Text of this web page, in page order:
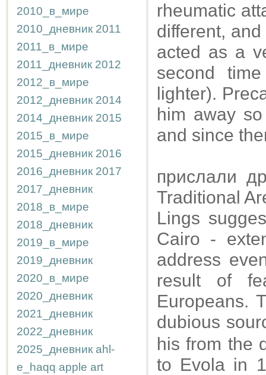
2010_в_мире
2010_дневник 2011
2011_в_мире
2011_дневник 2012
2012_в_мире
2012_дневник 2014
2014_дневник 2015
2015_в_мире
2015_дневник 2016
2016_дневник 2017
2017_дневник
2018_в_мире
2018_дневник
2019_в_мире
2019_дневник
2020_в_мире
2020_дневник
2021_дневник
2022_дневник
2025_дневник ahl-
e_haqq apple art
rheumatic
different,
acted as a
second
lighter).
him away
and since
прислали
Traditional
Lings
Cairo -
address
result of
Europeans.
dubious
his from the
to Evola in